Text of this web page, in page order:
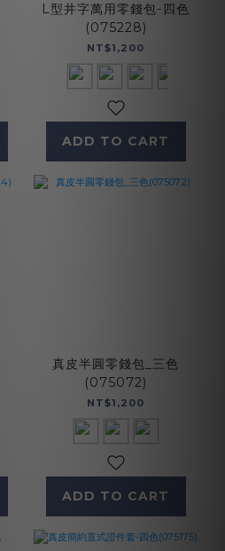
L型井字萬用零錢包-四色
(075228)
NT$1,200
ADD TO CART
真皮半圓零錢包_三色
(075072)
NT$1,200
ADD TO CART